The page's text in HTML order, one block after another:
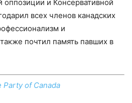
и Консервативной
всех членов канадских
и
почтил память павших в
Party of Canada